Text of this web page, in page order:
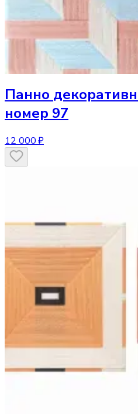
Панно
номер 97
12 000 ₽